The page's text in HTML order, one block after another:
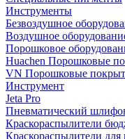
Инструменты
Безвоздушное
Воздушное
Порошковое
Huachen Порошковые
VN Порошковые
Инструмент
Jeta Pro
Пневматический
Краскораспылители
Краскораспылители для